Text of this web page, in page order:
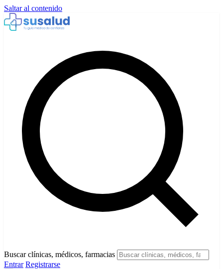
Saltar al contenido
Buscar clínicas, médicos, farmacias
Entrar Registrarse